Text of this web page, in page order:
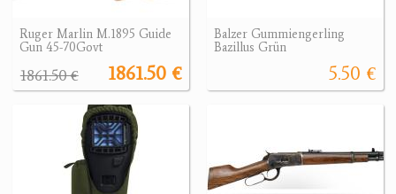
Ruger Marlin M.1895 Guide
Gun 45-70Govt
1861.50 €
1861.50 €
Balzer Gummiengerling
Bazillus Grün
5.50 €